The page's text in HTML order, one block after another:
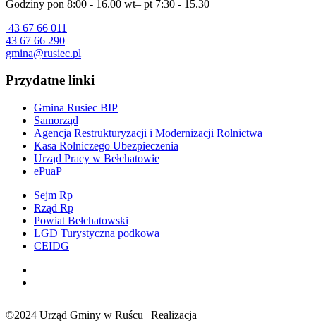
Godziny pon 8:00 - 16.00 wt– pt 7:30 - 15.30
43 67 66 011
43 67 66 290
gmina@rusiec.pl
Przydatne linki
Gmina Rusiec BIP
Samorząd
Agencja Restrukturyzacji i Modernizacji Rolnictwa
Kasa Rolniczego Ubezpieczenia
Urząd Pracy w Bełchatowie
ePuaP
Sejm Rp
Rząd Rp
Powiat Bełchatowski
LGD Turystyczna podkowa
CEIDG
©2024 Urząd Gminy w Ruścu | Realizacja